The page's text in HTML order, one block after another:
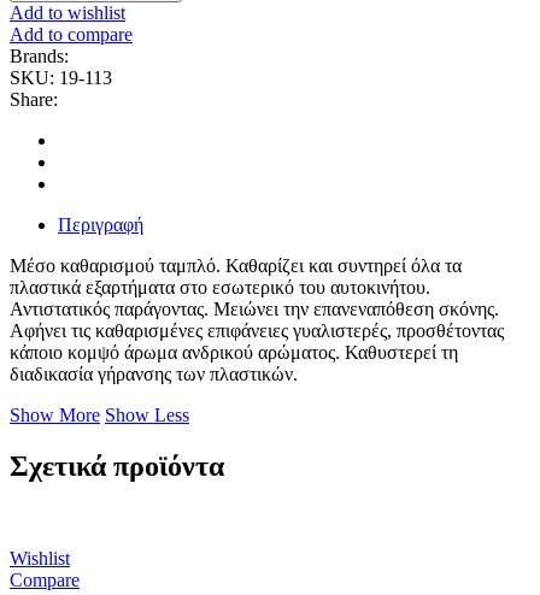
Add to wishlist
Add to compare
Brands:
SKU: 19-113
Share:
Περιγραφή
Μέσο καθαρισμού ταμπλό. Καθαρίζει και συντηρεί όλα τα
πλαστικά εξαρτήματα στο εσωτερικό του αυτοκινήτου.
Αντιστατικός παράγοντας. Μειώνει την επανεναπόθεση σκόνης.
Αφήνει τις καθαρισμένες επιφάνειες γυαλιστερές, προσθέτοντας
κάποιο κομψό άρωμα ανδρικού αρώματος. Καθυστερεί τη
διαδικασία γήρανσης των πλαστικών.
Show More Show Less
Σχετικά προϊόντα
Wishlist
Compare